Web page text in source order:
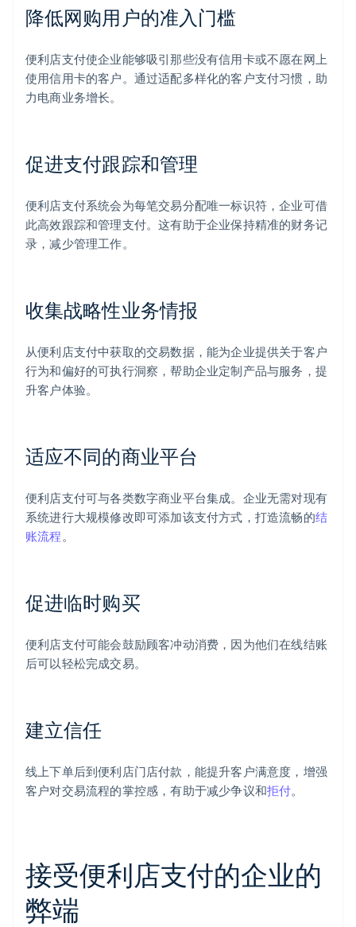
降低网购用户的准入门槛
便利店支付使企业能够吸引那些没有信用卡或不愿在网上
使用信用卡的客户。通过适配多样化的客户支付习惯，助
力电商业务增长。
促进支付跟踪和管理
便利店支付系统会为每笔交易分配唯一标识符，企业可借
此高效跟踪和管理支付。这有助于企业保持精准的财务记
录，减少管理工作。
收集战略性业务情报
从便利店支付中获取的交易数据，能为企业提供关于客户
行为和偏好的可执行洞察，帮助企业定制产品与服务，提
升客户体验。
适应不同的商业平台
便利店支付可与各类数字商业平台集成。企业无需对现有
系统进行大规模修改即可添加该支付方式，打造流畅的结
账流程。
促进临时购买
便利店支付可能会鼓励顾客冲动消费，因为他们在线结账
后可以轻松完成交易。
建立信任
线上下单后到便利店门店付款，能提升客户满意度，增强
客户对交易流程的掌控感，有助于减少争议和拒付。
接受便利店支付的企业的
弊端